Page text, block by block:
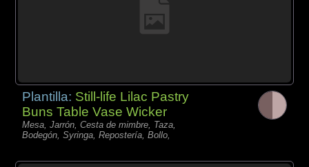
Plantilla: Still-life Lilac Pastry
Buns Table Vase Wicker
Mesa, Jarrón, Cesta de mimbre, Taza,
Bodegón, Syringa, Repostería, Bollo,